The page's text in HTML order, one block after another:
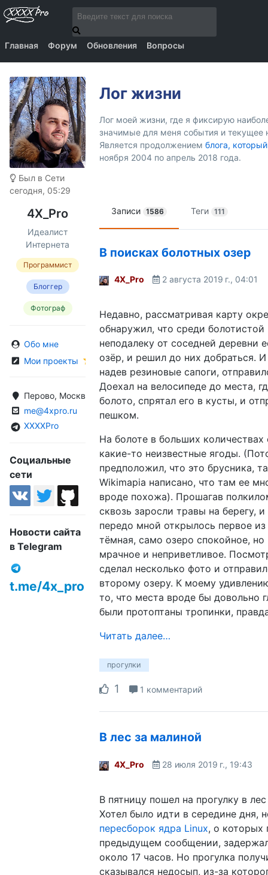
Главная Форум Обновления Вопросы
Был в Сети
сегодня, 05:29
4X_Pro
Идеалист
Интернета
Программист
Блоггер
Фотограф
Обо мне
Мои проекты
Перово, Москва, Россия
me@4xpro.ru
XXXXPro
Социальные
сети
Новости сайта
в Telegram
t.me/4x_pro
Лог жизни
Лог моей жизни, где я фиксирую
значимые для меня события и текущее
Является продолжением блога,
ноября 2004 по апрель 2018 года.
Записи 1586 Теги 111
В поисках болотных озер
4X_Pro 2 августа 2019 г., 04:01
Недавно, рассматривая карту
обнаружил, что среди болотистой
неподалеку от соседней деревни
озёр, и решил до них добраться. И
надев резиновые сапоги,
Доехал на велосипеде до места,
болото, спрятал его в кусты, и
пешком.
На болоте в больших
какие-то неизвестные ягоды.
предположил, что это брусника,
Wikimapia написано, что там ее
вроде похожа). Прошагав
сквозь заросли травы на берегу,
передо мной открылось первое
тёмная, само озеро спокойное, но
мрачное и неприветливое.
сделал несколько фото и
второму озеру. К моему
то, что места вроде бы довольно
были протоптаны тропинки,
Читать далее…
прогулки
1 1 комментарий
В лес за малиной
4X_Pro 28 июля 2019 г., 19:43
В пятницу пошел на прогулку в
Хотел было идти в середине дня,
пересборок ядра Linux, о которых
предыдущем сообщении,
около 17 часов. Но прогулка
сказывался недосып, из-за